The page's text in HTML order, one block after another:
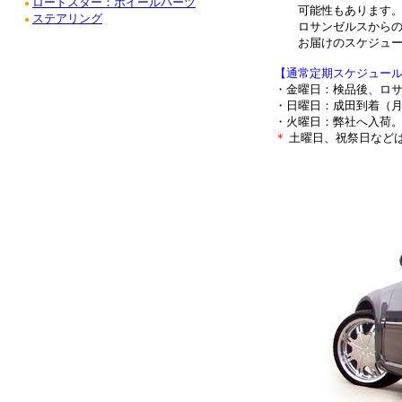
可能性もあります。
ロサンゼルスからの
お届けのスケジュー
【通常定期スケジュー
・金曜日：検品後、ロ
・日曜日：成田到着（
・火曜日：弊社へ入荷
＊ 土曜日、祝祭日など
●
● ステアリング